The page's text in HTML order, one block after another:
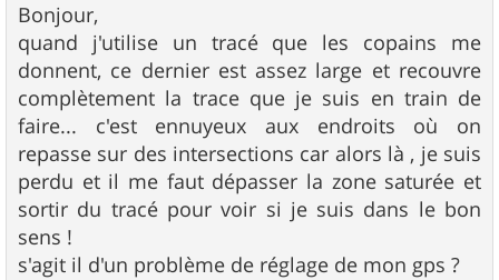
s
s
a
g
e
Bonjour,
quand j'utilise un tracé que les copains me
donnent, ce dernier est assez large et recouvre
complètement la trace que je suis en train de
faire... c'est ennuyeux aux endroits où on
repasse sur des intersections car alors là , je suis
perdu et il me faut dépasser la zone saturée et
sortir du tracé pour voir si je suis dans le bon
sens !
s'agit il d'un problème de réglage de mon gps ?